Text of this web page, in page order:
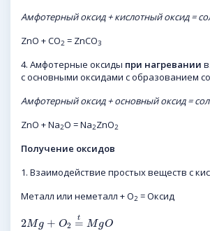
Амфотерный оксид + кислотный оксид =
ZnO + CO2 = ZnCO3
4. Амфотерные оксиды при нагревании
с основными оксидами с образованием
Амфотерный оксид + основный оксид =
ZnO + Na2O = Na2ZnO2
Получение оксидов
1. Взаимодействие простых веществ с
Металл или неметалл + O2 = Оксид
2Mg + O2 =
t
MgO